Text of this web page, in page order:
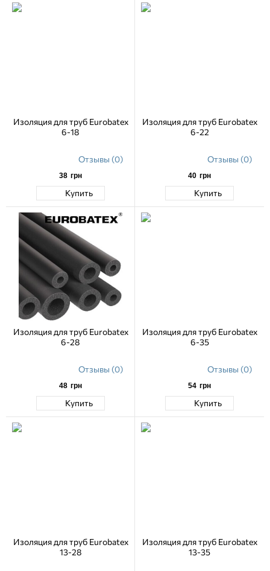
Изоляция для труб Eurobatex
6-18
Отзывы (0)
38 грн
Купить
Изоляция для труб Eurobatex
6-22
Отзывы (0)
40 грн
Купить
Изоляция для труб Eurobatex
6-28
Отзывы (0)
48 грн
Купить
Изоляция для труб Eurobatex
6-35
Отзывы (0)
54 грн
Купить
Изоляция для труб Eurobatex
13-28
Изоляция для труб Eurobatex
13-35